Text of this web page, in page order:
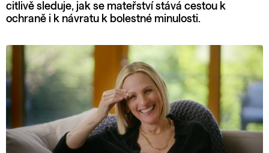
citlivě sleduje, jak se mateřství stává cestou k
ochraně i k návratu k bolestné minulosti.